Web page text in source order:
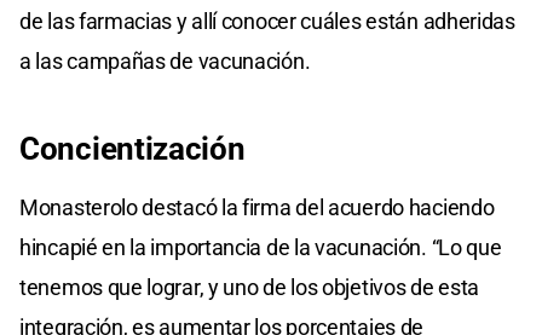
de las farmacias y allí conocer cuáles están adheridas
a las campañas de vacunación.
Concientización
Monasterolo destacó la firma del acuerdo haciendo
hincapié en la importancia de la vacunación. “Lo que
tenemos que lograr, y uno de los objetivos de esta
integración, es aumentar los porcentajes de